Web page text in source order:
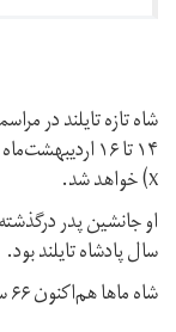
شاه تازه تایلند در
X) خواهد شد.
سال پادشاه تایلند بود.
شاه ماها هم‌اکنون ۶۶ ساله است.